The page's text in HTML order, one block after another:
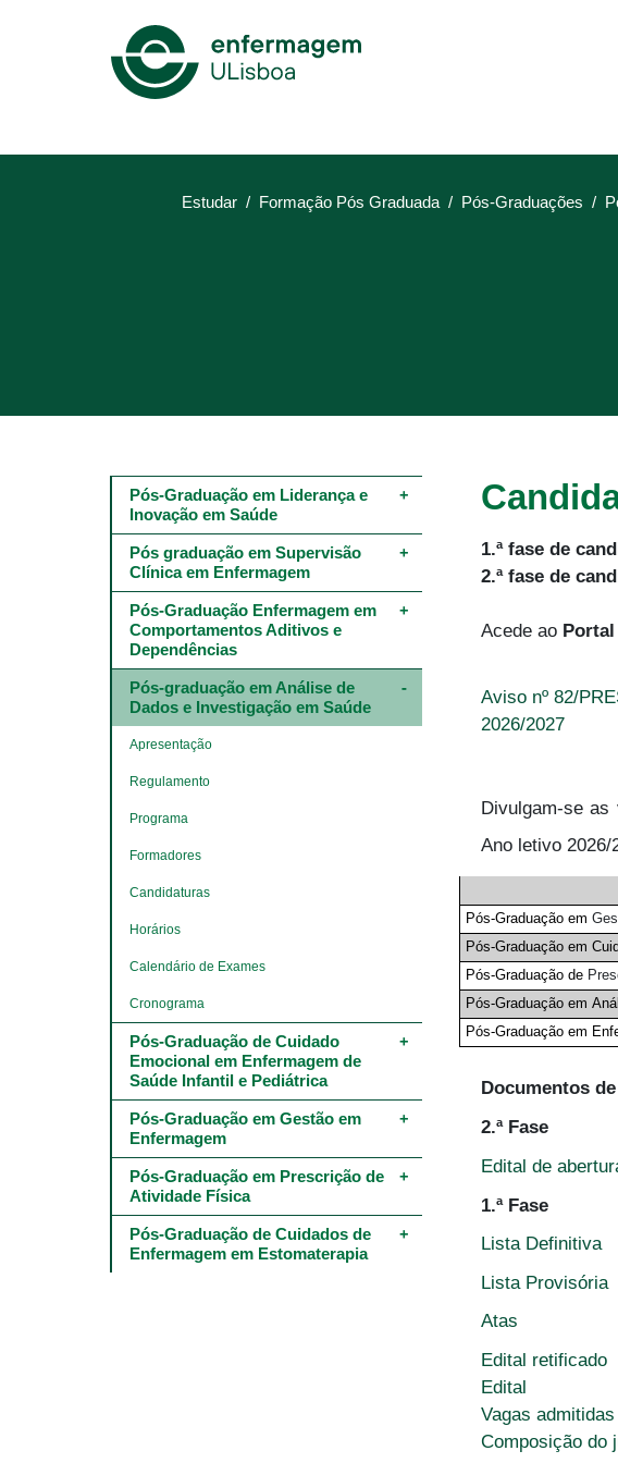
Mega
Menu
Estudar Formação Pós Graduada Pós-Graduações
1.ª fase de
2.ª fase de
Acede ao
Aviso nº 82/
2026/2027
Divulgam-se as
Ano letivo 2026/
Pós-Graduação em
Pós-Graduação em
Pós-Graduação de
Pós-Graduação em
Pós-Graduação em
Documentos
2.ª Fase
Edital de
1.ª Fase
Lista Definitiva
Lista Provisória
Atas
Edital retificado
Edital
Vagas admitidas
Composição do
Main
navigation
-
5º
níveis
Pós-Graduação em Liderança e
Inovação em Saúde
Pós graduação em Supervisão
Clínica em Enfermagem
Pós-Graduação Enfermagem em
Comportamentos Aditivos e
Dependências
Pós-graduação em Análise de
Dados e Investigação em Saúde
Apresentação
Regulamento
Programa
Formadores
Candidaturas
Horários
Calendário de Exames
Cronograma
Pós-Graduação de Cuidado
Emocional em Enfermagem de
Saúde Infantil e Pediátrica
Pós-Graduação em Gestão em
Enfermagem
Pós-Graduação em Prescrição de
Atividade Física
Pós-Graduação de Cuidados de
Enfermagem em Estomaterapia